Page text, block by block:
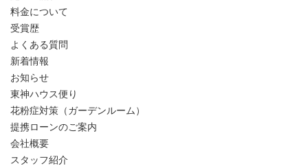
料金について
受賞歴
よくある質問
新着情報
お知らせ
東神ハウス便り
花粉症対策（ガーデンルーム）
提携ローンのご案内
会社概要
スタッフ紹介